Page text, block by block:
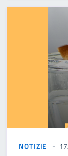
NOTIZIE